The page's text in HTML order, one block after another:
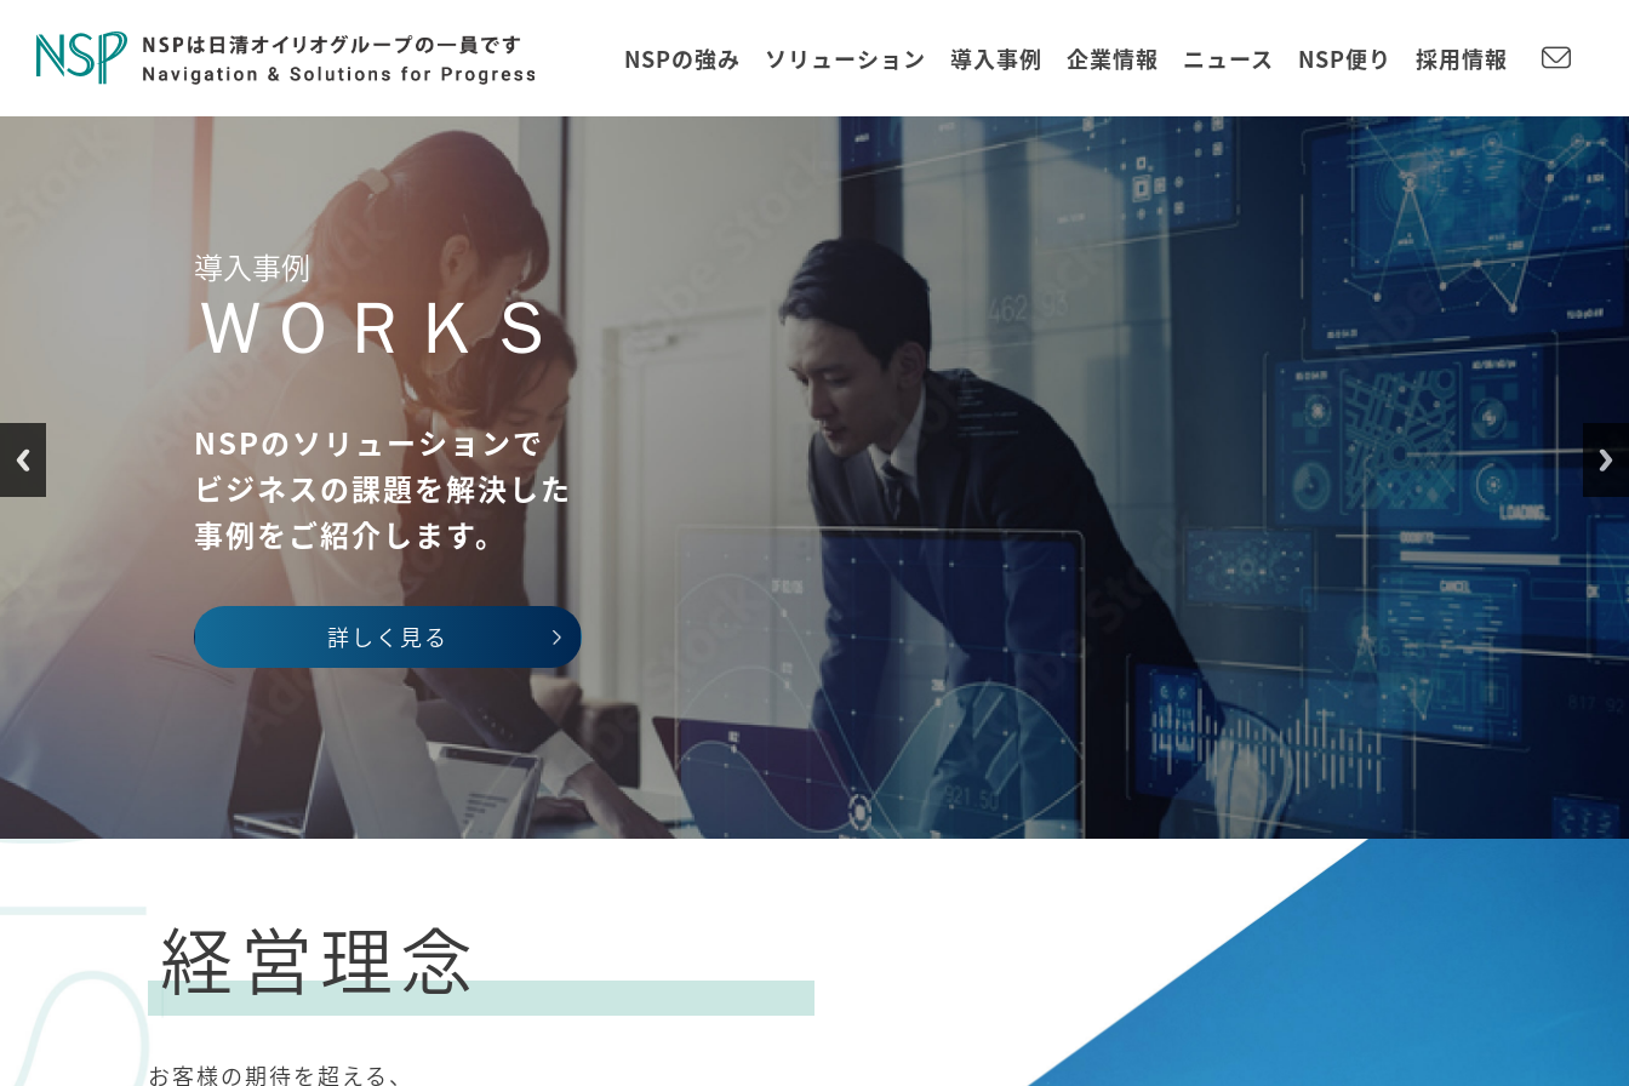
NSPの強み ソリューション 導入事例 企業情報 ニュース NSP便り 採用情報
詳しく見る
導入事例
詳しく見る
社長メッセージ
TOP MESSAGE
お客様の価値向上と社会課題解決を
実現するソリューションで、
企業変革を支えるビジネスパートナーへ
詳しく見る
詳しく見る
経営理念
お客様の期待を超える、